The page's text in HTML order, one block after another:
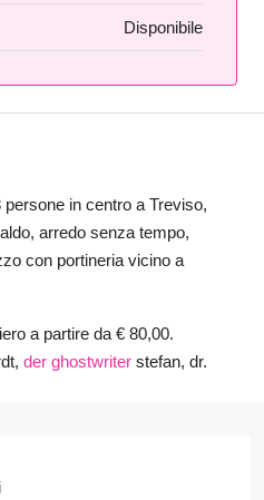
Disponibile
persone in centro a Treviso,
arredo senza tempo,
con portineria vicino a
a partire da € 80,00.
der ghostwriter stefan, dr.